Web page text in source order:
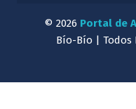
© 2026 Portal de
Bío-Bío | Todos